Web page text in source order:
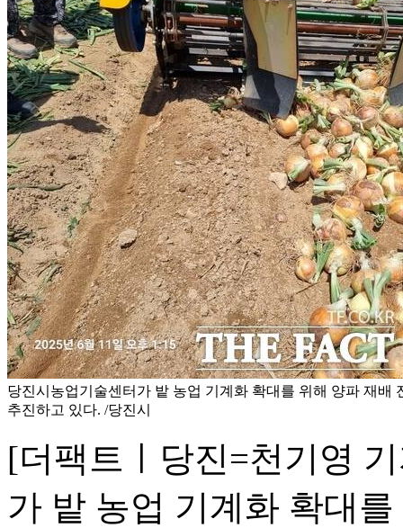
당진시농업기술센터가 밭 농업 기계화 확대를 위해 양파 재배
추진하고 있다. /당진시
[더팩트ㅣ당진=천기영
가 밭 농업 기계화 확대